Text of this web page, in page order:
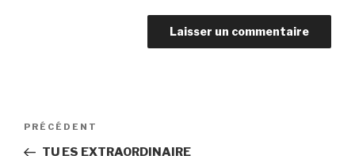
Navigation
Article
précédent
PRÉCÉDENT
TU ES EXTRAORDINAIRE